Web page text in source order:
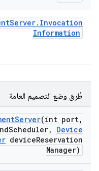
Server. Invocation
Information
طُرق وضع التصميم العامة
Server(int port,
Scheduler,
Device
deviceReservation
Manager)